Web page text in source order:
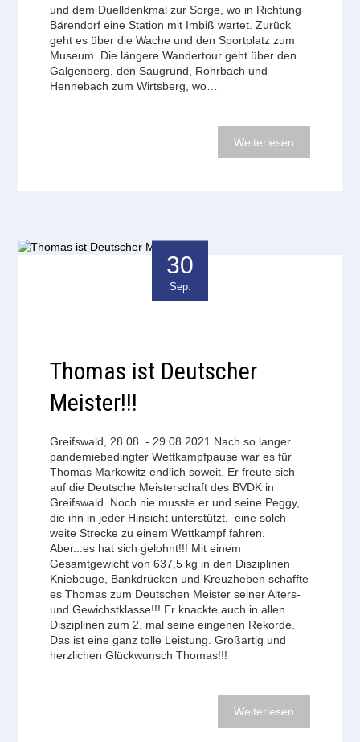
und dem Duelldenkmal zur Sorge, wo in Richtung
Bärendorf eine Station mit Imbiß wartet. Zurück
geht es über die Wache und den Sportplatz zum
Museum. Die längere Wandertour geht über den
Galgenberg, den Saugrund, Rohrbach und
Hennebach zum Wirtsberg, wo…
Weiterlesen
30
Sep.
Thomas ist Deutscher
Meister!!!
Greifswald, 28.08. - 29.08.2021 Nach so langer
pandemiebedingter Wettkampfpause war es für
Thomas Markewitz endlich soweit. Er freute sich
auf die Deutsche Meisterschaft des BVDK in
Greifswald. Noch nie musste er und seine Peggy,
die ihn in jeder Hinsicht unterstützt, eine solch
weite Strecke zu einem Wettkampf fahren.
Aber...es hat sich gelohnt!!! Mit einem
Gesamtgewicht von 637,5 kg in den Disziplinen
Kniebeuge, Bankdrücken und Kreuzheben schaffte
es Thomas zum Deutschen Meister seiner Alters-
und Gewichstklasse!!! Er knackte auch in allen
Disziplinen zum 2. mal seine eingenen Rekorde.
Das ist eine ganz tolle Leistung. Großartig und
herzlichen Glückwunsch Thomas!!!
Weiterlesen